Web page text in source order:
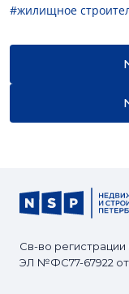
#жилищное
Св-во
ЭЛ №ФС77-67922 от